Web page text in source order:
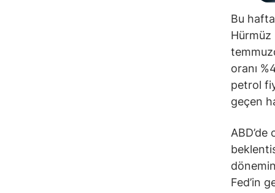
Bu
Hürmüz
oranı
petrol
geçen
Fed’in